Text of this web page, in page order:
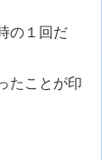
の１回だ
たことが印